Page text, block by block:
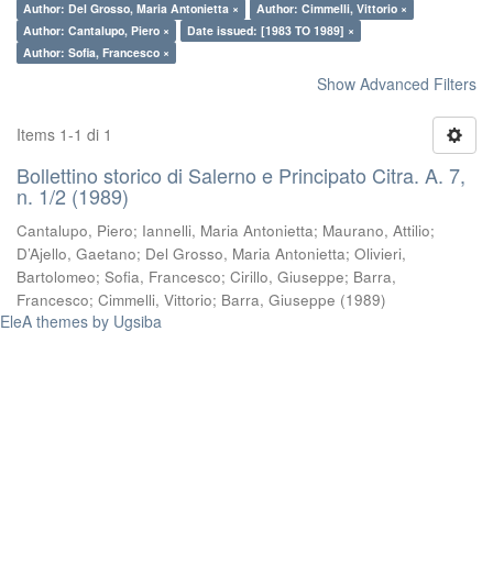
Author: Del Grosso, Maria Antonietta ×
Author: Cimmelli, Vittorio ×
Author: Cantalupo, Piero ×
Date issued: [1983 TO 1989] ×
Author: Sofia, Francesco ×
Show Advanced Filters
Items 1-1 di 1
Bollettino storico di Salerno e Principato Citra. A. 7,
n. 1/2 (1989)
Cantalupo, Piero; Iannelli, Maria Antonietta; Maurano, Attilio;
D’Ajello, Gaetano; Del Grosso, Maria Antonietta; Olivieri,
Bartolomeo; Sofia, Francesco; Cirillo, Giuseppe; Barra,
Francesco; Cimmelli, Vittorio; Barra, Giuseppe (1989)
EleA themes by Ugsiba